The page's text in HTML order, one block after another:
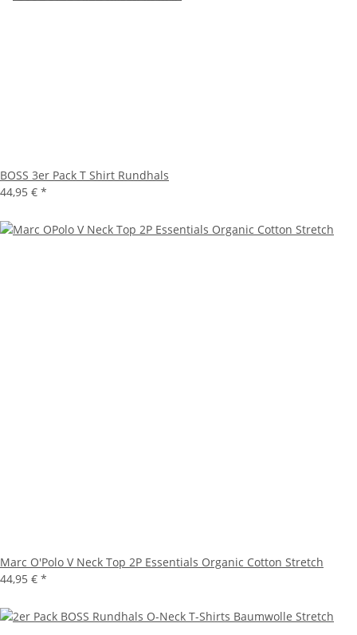
BOSS 3er Pack T Shirt Rundhals
44,95 € *
Marc O'Polo V Neck Top 2P Essentials Organic Cotton Stretch
44,95 € *